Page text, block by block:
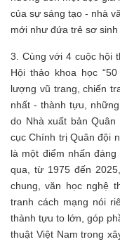
của sự sáng tạo - nhà
mới như đứa trẻ sơ
3. Cùng với 4 cuộc hội
Hội thảo khoa học
lượng vũ trang, chiến
nhất - thành tựu,
do Nhà xuất bản
cục Chính trị Quân đội
là một điểm nhấn
qua, từ 1975 đến
chung, văn học nghệ
tranh cách mạng nói
thành tựu to lớn, góp
thuật Việt Nam trong